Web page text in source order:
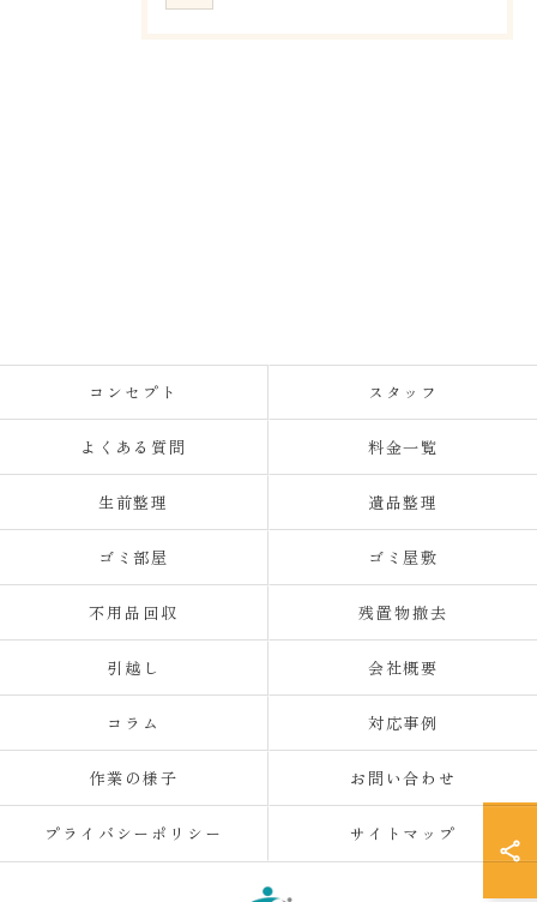
コンセプト スタッフ
よくある質問 料金一覧
生前整理 遺品整理
ゴミ部屋 ゴミ屋敷
不用品回収 残置物撤去
引越し 会社概要
コラム 対応事例
作業の様子 お問い合わせ
プライバシーポリシー サイトマップ